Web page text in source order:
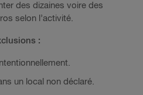
des dizaines voire des
selon l’activité.
:
un local non déclaré.